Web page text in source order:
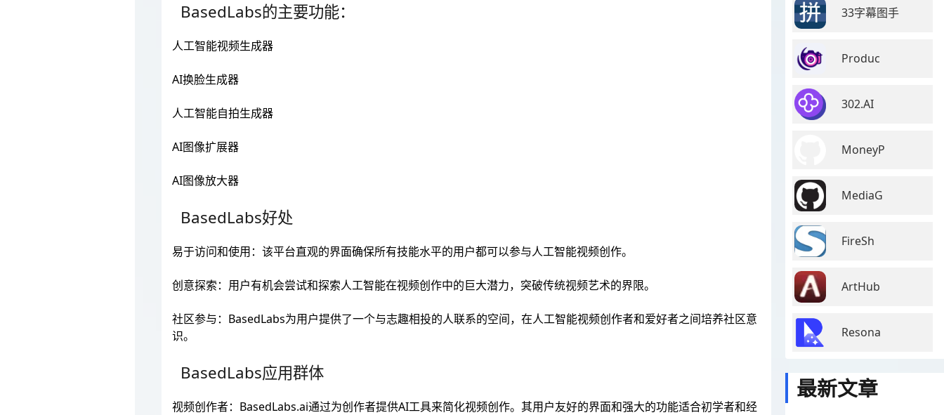
BasedLabs的主要功能：
人工智能视频生成器
AI换脸生成器
人工智能自拍生成器
AI图像扩展器
AI图像放大器
BasedLabs好处
易于访问和使用：该平台直观的界面确保所有技能水平的用户都可以参与人工智能视频创作。
创意探索：用户有机会尝试和探索人工智能在视频创作中的巨大潜力，突破传统视频艺术的界限。
社区参与：BasedLabs为用户提供了一个与志趣相投的人联系的空间，在人工智能视频创作者和爱好者之间培养社区意
识。
BasedLabs应用群体
视频创作者：BasedLabs.ai通过为创作者提供AI工具来简化视频创作。其用户友好的界面和强大的功能适合初学者和经
33字幕图手
Produc
302.AI
MoneyP
MediaG
FireSh
ArtHub
Resona
最新文章